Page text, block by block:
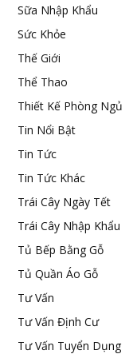
Sữa Nhập Khẩu
Sức Khỏe
Thế Giới
Thể Thao
Thiết Kế Phòng Ngủ
Tin Nổi Bật
Tin Tức
Tin Tức Khác
Trái Cây Ngày Tết
Trái Cây Nhập Khẩu
Tủ Bếp Bằng Gỗ
Tủ Quần Áo Gỗ
Tư Vấn
Tư Vấn Định Cư
Tư Vấn Tuyển Dụng